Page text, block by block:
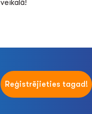
veikalā!
Reģistrējieties tagad!